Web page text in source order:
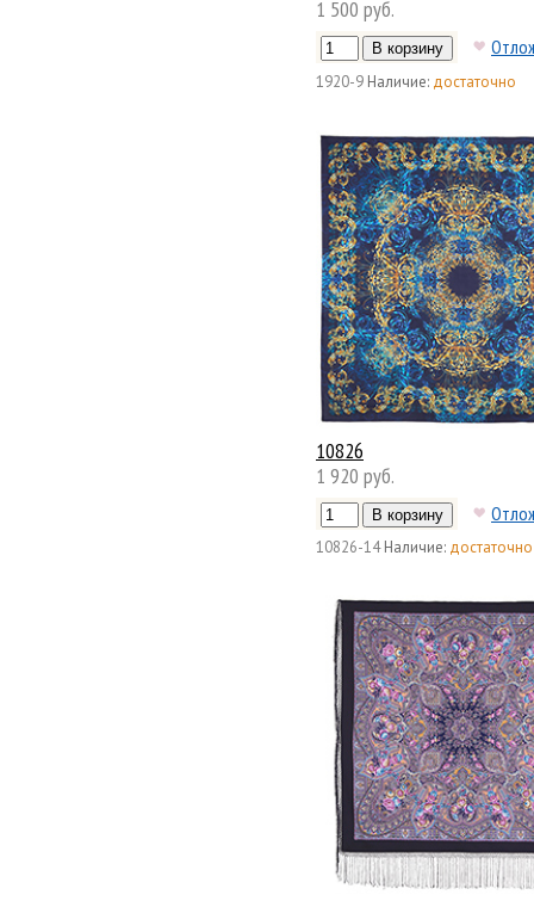
1 500 руб.
1920-9 Наличие: достаточно
10826
1 920 руб.
10826-14 Наличие: достаточно